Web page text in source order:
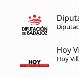
Hoy
Hoy